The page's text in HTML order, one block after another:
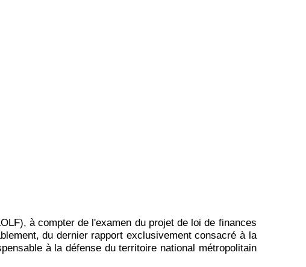
à compter de l'examen du projet de loi de finances
du dernier rapport exclusivement consacré à la
à la défense du territoire national métropolitain